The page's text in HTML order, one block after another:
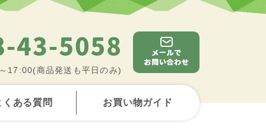
17:00(商品発送も平日のみ)
くある質問 お買い物ガイド